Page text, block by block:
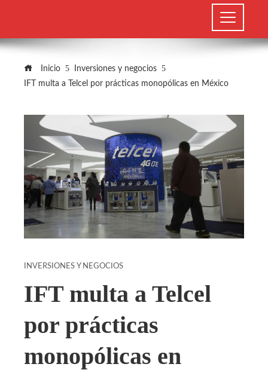
Inicio
Inversiones y negocios
IFT multa a Telcel por prácticas monopólicas en México
INVERSIONES Y NEGOCIOS
IFT multa a Telcel
por prácticas
monopólicas en